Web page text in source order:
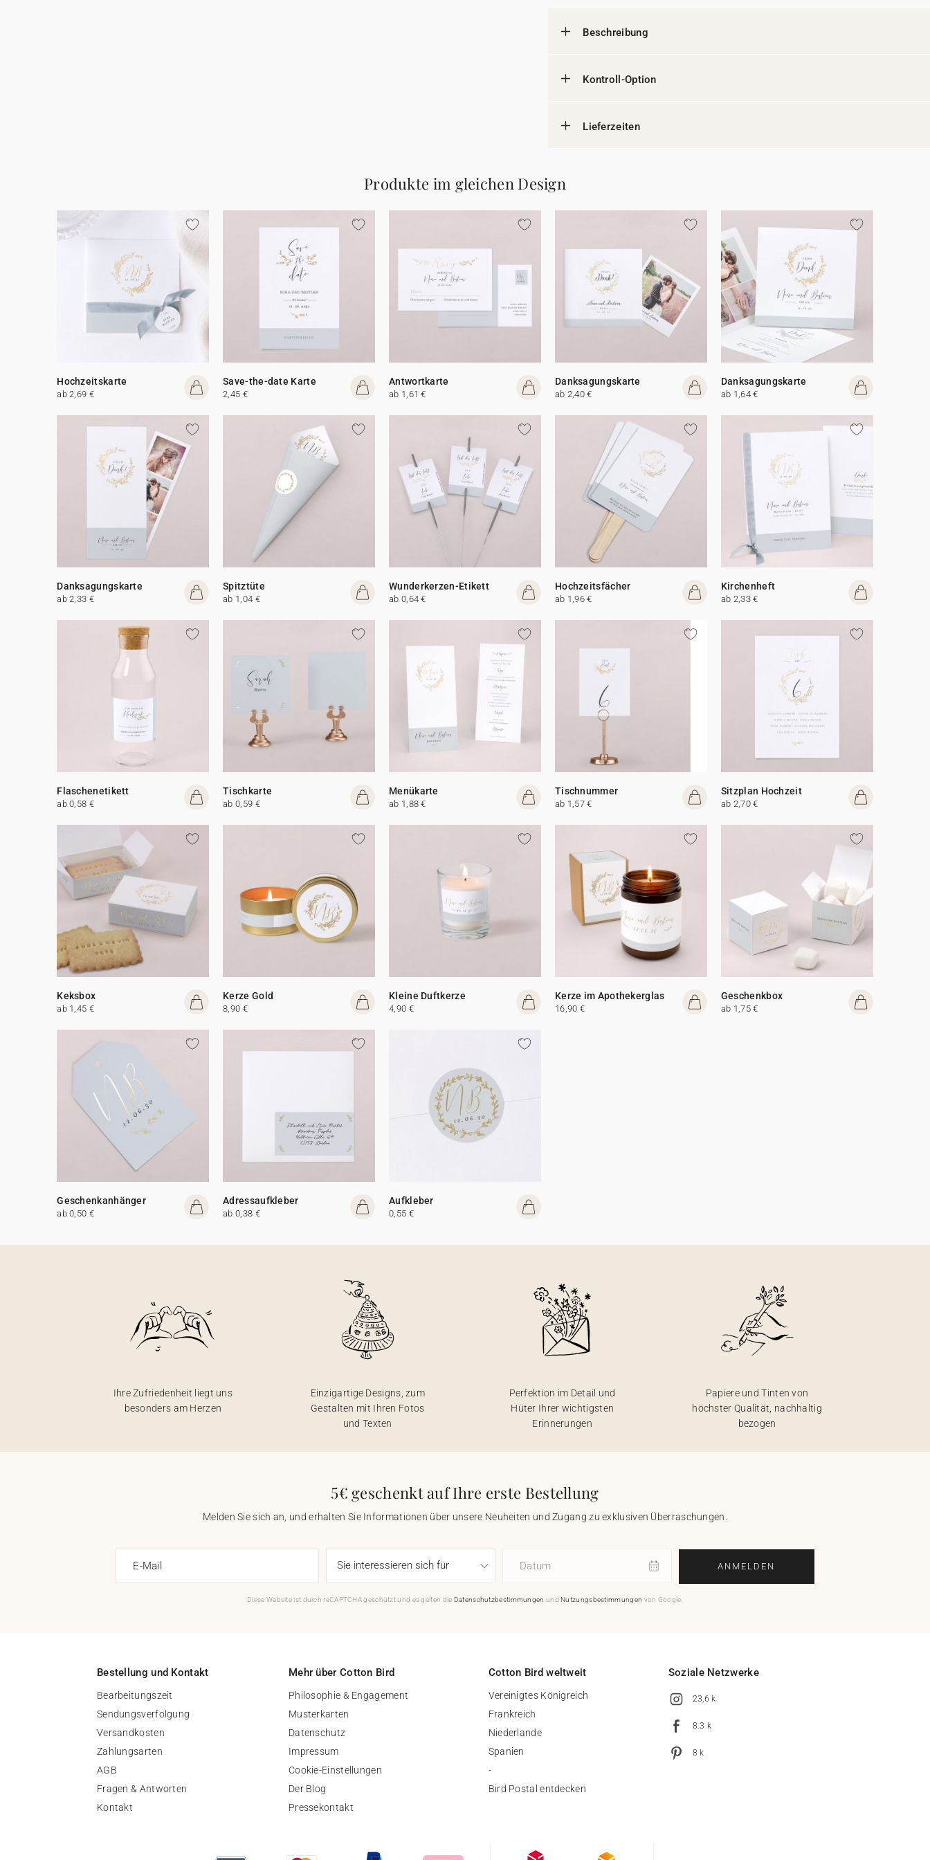
Beschreibung
Kontroll-Option
Lieferzeiten
Produkte im gleichen Design
Hochzeitskarte
ab 2,69 €
Save-the-date Karte
2,45 €
Antwortkarte
ab 1,61 €
Danksagungskarte
ab 2,40 €
Danksagungskarte
ab 1,64 €
Danksagungskarte
ab 2,33 €
Spitztüte
ab 1,04 €
Wunderkerzen-Etikett
ab 0,64 €
Hochzeitsfächer
ab 1,96 €
Kirchenheft
ab 2,33 €
Flaschenetikett
ab 0,58 €
Tischkarte
ab 0,59 €
Menükarte
ab 1,88 €
Tischnummer
ab 1,57 €
Sitzplan Hochzeit
ab 2,70 €
Keksbox
ab 1,45 €
Kerze Gold
8,90 €
Kleine Duftkerze
4,90 €
Kerze im Apothekerglas
16,90 €
Geschenkbox
ab 1,75 €
Geschenkanhänger
ab 0,50 €
Adressaufkleber
ab 0,38 €
Aufkleber
0,55 €
Ihre Zufriedenheit liegt uns
besonders am Herzen
Einzigartige Designs, zum
Gestalten mit Ihren Fotos
und Texten
Perfektion im Detail und
Hüter Ihrer wichtigsten
Erinnerungen
Papiere und Tinten von
höchster Qualität, nachhaltig
bezogen
5€ geschenkt auf Ihre erste Bestellung
Melden Sie sich an, und erhalten Sie Informationen über unsere Neuheiten und Zugang zu exklusiven Überraschungen.
E-Mail Datum ANMELDEN
Diese Website ist durch reCAPTCHA geschützt und es gelten die Datenschutzbestimmungen und Nutzungsbestimmungen von Google.
Bestellung und Kontakt
Bearbeitungszeit
Sendungsverfolgung
Versandkosten
Zahlungsarten
AGB
Fragen & Antworten
Kontakt
Mehr über Cotton Bird
Philosophie & Engagement
Musterkarten
Datenschutz
Impressum
Cookie-Einstellungen
Der Blog
Pressekontakt
Cotton Bird weltweit
Vereinigtes Königreich
Frankreich
Niederlande
Spanien
-
Bird Postal entdecken
Soziale Netzwerke
23,6 k
8.3 k
8 k